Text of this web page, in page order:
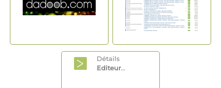
Détails
Editeur...